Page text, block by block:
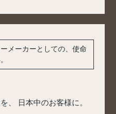
メーカーとしての、使命
、 日本中のお客様に。